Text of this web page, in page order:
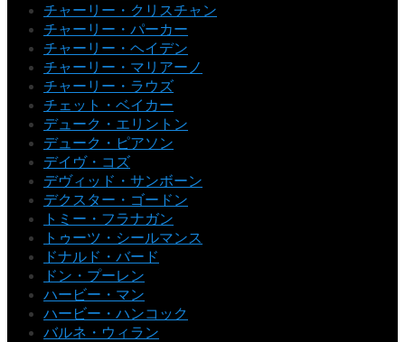
チャーリー・クリスチャン
チャーリー・パーカー
チャーリー・ヘイデン
チャーリー・マリアーノ
チャーリー・ラウズ
チェット・ベイカー
デューク・エリントン
デューク・ピアソン
デイヴ・コズ
デヴィッド・サンボーン
デクスター・ゴードン
トミー・フラナガン
トゥーツ・シールマンス
ドナルド・バード
ドン・プーレン
ハービー・マン
ハービー・ハンコック
バルネ・ウィラン